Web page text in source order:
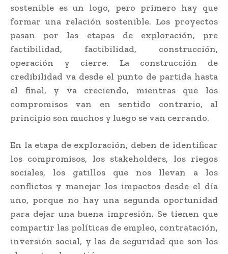
sostenible es un logo, pero primero hay que
formar una relación sostenible. Los proyectos
pasan por las etapas de exploración, pre
factibilidad, factibilidad, construcción,
operación y cierre. La construcción de
credibilidad va desde el punto de partida hasta
el final, y va creciendo, mientras que los
compromisos van en sentido contrario, al
principio son muchos y luego se van cerrando.
En la etapa de exploración, deben de identificar
los compromisos, los stakeholders, los riegos
sociales, los gatillos que nos llevan a los
conflictos y manejar los impactos desde el día
uno, porque no hay una segunda oportunidad
para dejar una buena impresión. Se tienen que
compartir las políticas de empleo, contratación,
inversión social, y las de seguridad que son los